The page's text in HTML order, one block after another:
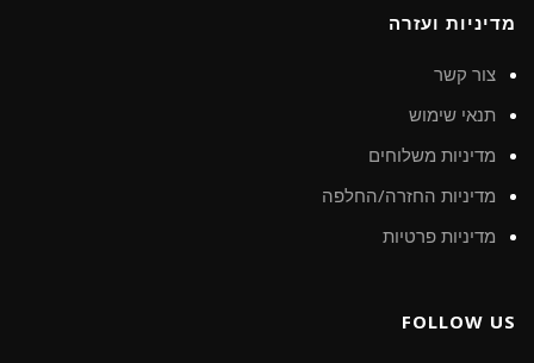
מדיניות ועזרה
צור קשר
תנאי שימוש
מדיניות משלוחים
מדיניות החזרה/החלפה
מדיניות פרטיות
FOLLOW US